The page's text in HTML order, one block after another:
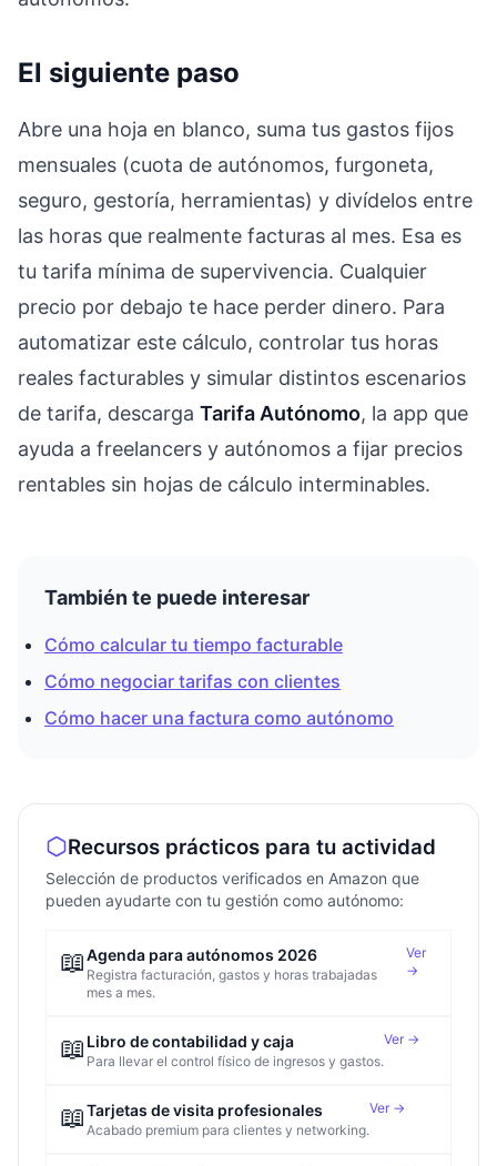
El siguiente paso
Abre una hoja en blanco, suma tus gastos fijos
mensuales (cuota de autónomos, furgoneta,
seguro, gestoría, herramientas) y divídelos entre
las horas que realmente facturas al mes. Esa es
tu tarifa mínima de supervivencia. Cualquier
precio por debajo te hace perder dinero. Para
automatizar este cálculo, controlar tus horas
reales facturables y simular distintos escenarios
de tarifa, descarga Tarifa Autónomo, la app que
ayuda a freelancers y autónomos a fijar precios
rentables sin hojas de cálculo interminables.
También te puede interesar
Cómo calcular tu tiempo facturable
Cómo negociar tarifas con clientes
Cómo hacer una factura como autónomo
Recursos prácticos para tu actividad
Selección de productos verificados en Amazon que
pueden ayudarte con tu gestión como autónomo:
📖Agenda para autónomos 2026
Registra facturación, gastos y horas trabajadas
mes a mes.
Ver
→
📖 Libro de contabilidad y caja
Para llevar el control físico de ingresos y gastos.
Ver →
📖Tarjetas de visita profesionales
Acabado premium para clientes y networking.
Ver →